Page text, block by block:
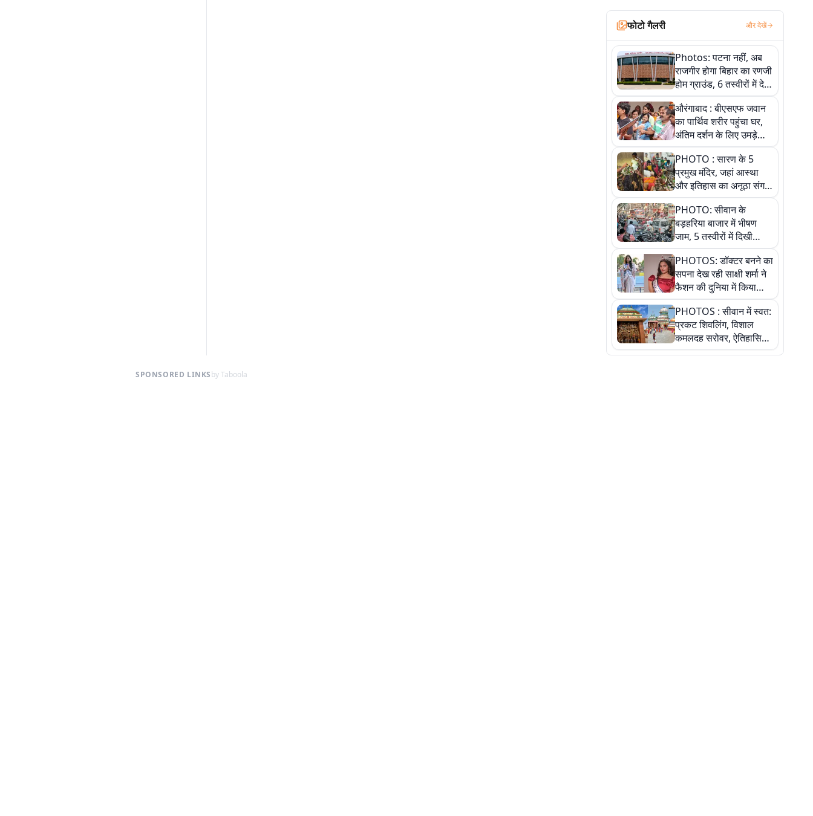
फोटो गैलरी और देखें
Photos: पटना नहीं, अब
राजगीर होगा बिहार का रणजी
होम ग्राउंड, 6 तस्वीरों में देखें
नए स्टेडियम की पूरी कहानी
औरंगाबाद : बीएसएफ जवान
का पार्थिव शरीर पहुंचा घर,
अंतिम दर्शन के लिए उमड़े
लोग
PHOTO : सारण के 5
प्रमुख मंदिर, जहां आस्था
और इतिहास का अनूठा संगम,
तस्वीरों में जानिए
PHOTO: सीवान के
बड़हरिया बाजार में भीषण
जाम, 5 तस्वीरों में दिखी
अव्यवस्था
PHOTOS: डॉक्टर बनने का
सपना देख रही साक्षी शर्मा ने
फैशन की दुनिया में किया
कमाल,जानिए बेगूसराय की
बेटी ने कैसे दी अपने सपनों
को उड़ान
PHOTOS : सीवान में स्वत:
प्रकट शिवलिंग, विशाल
कमलदह सरोवर, ऐतिहासिक
महेंद्रनाथ मंदिर और घंटाघर
SPONSORED LINKSby Taboola